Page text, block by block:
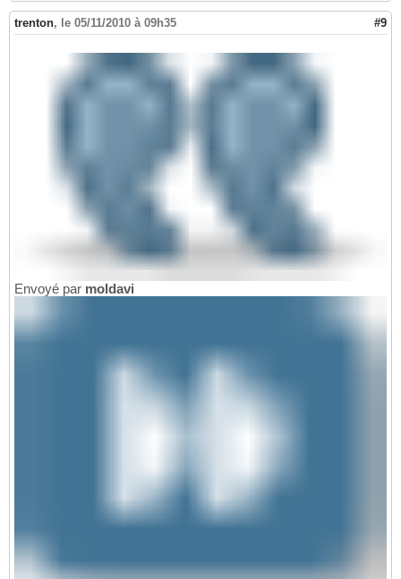
trenton, le 05/11/2010 à 09h35 #9
Envoyé par moldavi